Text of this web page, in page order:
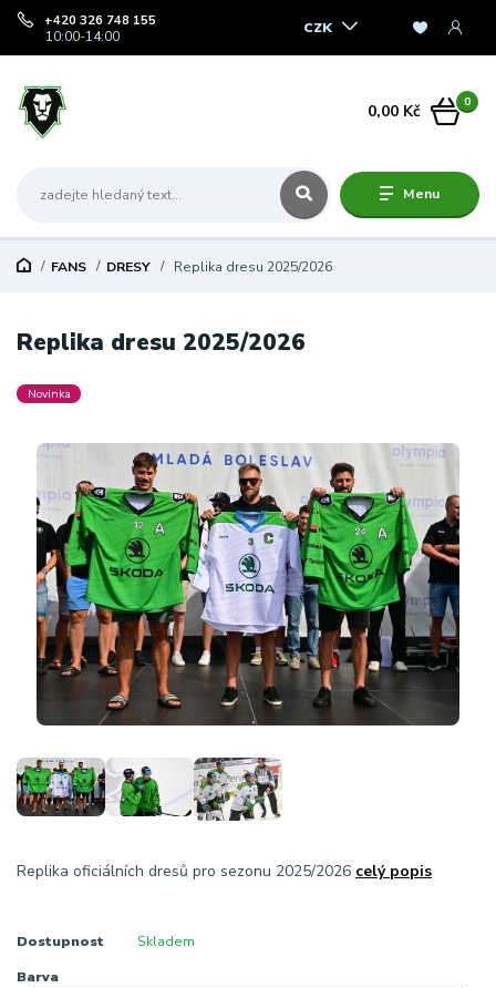
Menu
CZK
+420 326 748 155
10:00-14:00
0
0,00 Kč
FANS DRESY Replika dresu 2025/2026
Replika dresu 2025/2026
Novinka
Replika oficiálních dresů pro sezonu 2025/2026 celý popis
Dostupnost Skladem
Barva